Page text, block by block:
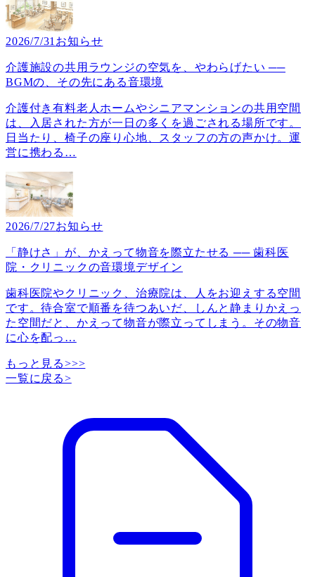
2026/7/31 お知らせ
介護施設の共用ラウンジの空気を、やわらげたい ──
BGMの、その先にある音環境
介護付き有料老人ホームやシニアマンションの共用空間
は、入居された方が一日の多くを過ごされる場所です。
日当たり、椅子の座り心地、スタッフの方の声かけ。運
営に携わる …
2026/7/27お知らせ
「静けさ」が、かえって物音を際立たせる ── 歯科医
院・クリニックの音環境デザイン
歯科医院やクリニック、治療院は、人をお迎えする空間
です。待合室で順番を待つあいだ、しんと静まりかえっ
た空間だと、かえって物音が際立ってしまう。その物音
に心を配っ …
もっと見る>>>
一覧に戻る>